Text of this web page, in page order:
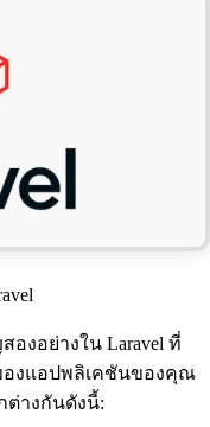
องอย่างใน Laravel ที่
งแอปพลิเคชันของคุณ
างกันดังนี้: